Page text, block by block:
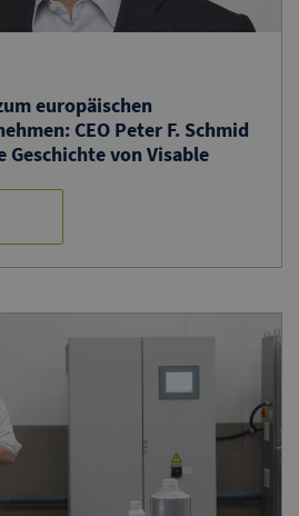
europäischen
CEO Peter F. Schmid
von Visable